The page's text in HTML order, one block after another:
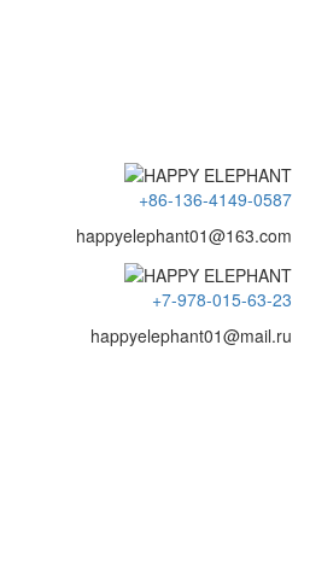
+86-136-4149-0587
happyelephant01@163.com
+7-978-015-63-23
happyelephant01@mail.ru